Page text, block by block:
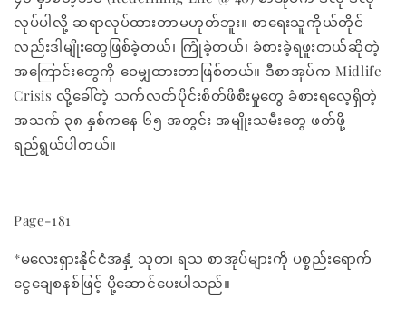
လုပ်ပါလို့ ဆရာလုပ်ထားတာမဟုတ်ဘူး။ စာရေးသူကိုယ်တိုင်
လည်းဒါမျိုးတွေဖြစ်ခဲ့တယ်၊ ကြုံခဲ့တယ်၊ ခံစားခဲ့ရဖူးတယ်ဆိုတဲ့
အကြောင်းတွေကို ဝေမျှထားတာဖြစ်တယ်။ ဒီစာအုပ်က Midlife
Crisis လို့ခေါ်တဲ့ သက်လတ်ပိုင်းစိတ်ဖိစီးမှုတွေ ခံစားရလေ့ရှိတဲ့
အသက် ၃၈ နှစ်ကနေ ၆၅ အတွင်း အမျိုးသမီးတွေ ဖတ်ဖို့
ရည်ရွယ်ပါတယ်။
Page-181
*မလေးရှားနိုင်ငံအနှံ့ သုတ၊ ရသ စာအုပ်များကို ပစ္စည်းရောက်
ငွေချေစနစ်ဖြင့် ပို့ဆောင်ပေးပါသည်။